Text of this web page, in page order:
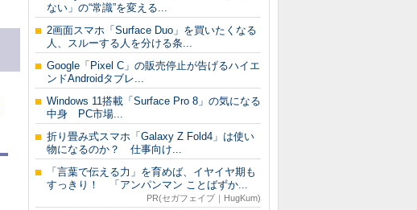
ない」の“常識”を変える...
2画面スマホ「Surface Duo」を買いたくなる
人、スルーする人を分ける条...
Google「Pixel C」の販売停止が告げるハイエ
ンドAndroidタブレ...
Windows 11搭載「Surface Pro 8」の気になる
中身 PC市場...
折り畳み式スマホ「Galaxy Z Fold4」は使い
物になるのか？ 仕事向け...
「言葉で伝える力」を育めば、イヤイヤ期も
すっきり！ 「アンパンマン ことばずか...
PR(セガフェイブ｜HugKum)